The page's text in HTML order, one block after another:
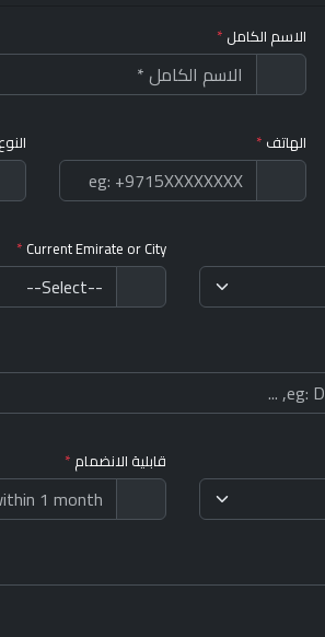
الاسم الكامل *
الهاتف * النوع
Current Emirate or City
*
قابلية الانضمام *